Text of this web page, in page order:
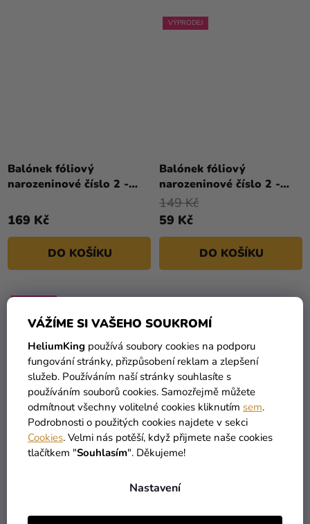
VÁŽÍME SI VAŠEHO SOUKROMÍ
HeliumKing používá soubory cookies na podporu
fungování stránky, přizpůsobení reklam a zlepšení
služeb. Používáním naší stránky souhlasíte s
používáním souborů cookies. Samozřejmě můžete
odmítnout všechny volitelné cookies kliknutím sem.
Podrobnosti o použitých cookies najdete v sekci
Cookies. Velmi nás potěší, když přijmete naše cookies
tlačítkem "Souhlasím". Děkujeme!
Nastavení
Balónek fóliový
narozeninové číslo 2 -
hodnocení
produktu
5
hvězdiček.
169 Kč
DO KOŠÍKU
VÝPRODEJ
Balónek fóliový
narozeninové číslo 2 -
stříbrný 86cm
59 Kč
149 Kč
DO KOŠÍKU
Balónek fóliový
Průměrné
hodnocení
produktu
Balónek fóliový
- Paw Patrol